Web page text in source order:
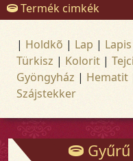
Termék cimkék
| Holdkõ | Lap | Lapis
Türkisz | Kolorit |
Gyöngyház | Hematit
Szájstekker
Gyűrű - Gyűrűk